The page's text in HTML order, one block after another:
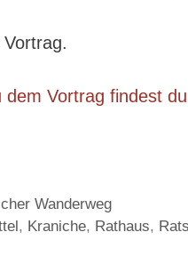
Vortrag findest
Wanderweg
, Kraniche, Rathaus,